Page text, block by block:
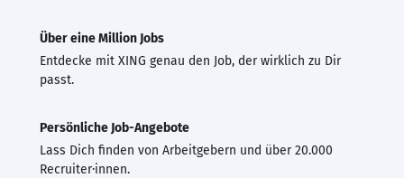
Über eine Million Jobs
Entdecke mit XING genau den Job, der wirklich zu Dir
passt.
Persönliche Job-Angebote
Lass Dich finden von Arbeitgebern und über 20.000
Recruiter·innen.